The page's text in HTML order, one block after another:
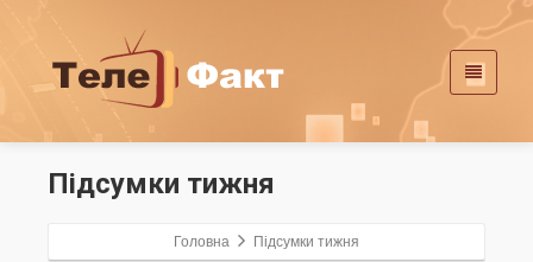
Підсумки тижня
Головна Підсумки тижня